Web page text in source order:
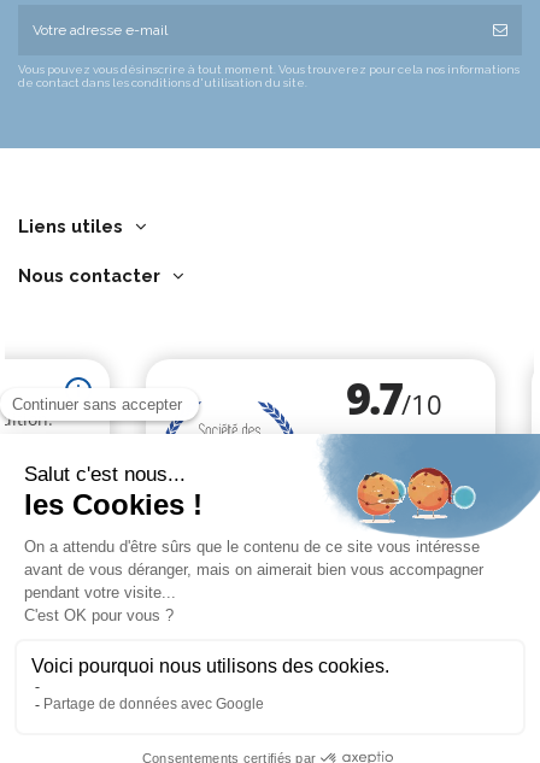
Vous pouvez vous désinscrire à tout moment. Vous trouverez pour cela nos informations
de contact dans les conditions d'utilisation du site.
Liens utiles
Nous contacter
Marchand approuvé par la Société des Avis Garantis,